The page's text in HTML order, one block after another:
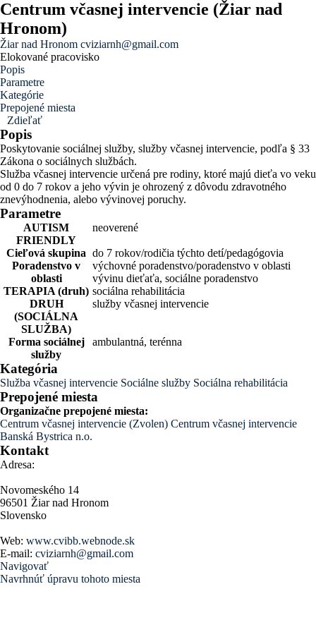
Centrum včasnej intervencie (Žiar nad
Hronom)
Žiar nad Hronom cviziarnh@gmail.com
Elokované pracovisko
Popis
Parametre
Kategórie
Prepojené miesta
Zdieľať
Popis
Poskytovanie sociálnej služby, služby včasnej intervencie, podľa § 33
Zákona o sociálnych službách.
Služba včasnej intervencie určená pre rodiny, ktoré majú dieťa vo veku
od 0 do 7 rokov a jeho vývin je ohrozený z dôvodu zdravotného
znevýhodnenia, alebo vývinovej poruchy.
Parametre
AUTISM
FRIENDLY
neoverené
Cieľová skupina do 7 rokov/rodičia týchto detí/pedagógovia
Poradenstvo v
oblasti
výchovné poradenstvo/poradenstvo v oblasti
vývinu dieťaťa, sociálne poradenstvo
TERAPIA (druh) sociálna rehabilitácia
DRUH
(SOCIÁLNA
SLUŽBA)
služby včasnej intervencie
Forma sociálnej
služby
ambulantná, terénna
Kategória
Služba včasnej intervencie Sociálne služby Sociálna rehabilitácia
Prepojené miesta
Organizačne prepojené miesta:
Centrum včasnej intervencie (Zvolen) Centrum včasnej intervencie
Banská Bystrica n.o.
Kontakt
Adresa:
Novomeského 14
96501 Žiar nad Hronom
Slovensko
Web: www.cvibb.webnode.sk
E-mail: cviziarnh@gmail.com
Navigovať
Navrhnúť úpravu tohoto miesta